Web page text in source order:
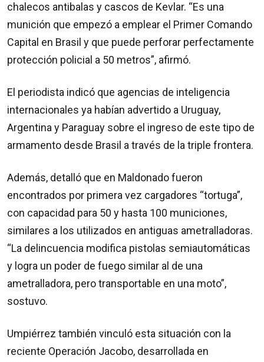
chalecos antibalas y cascos de Kevlar. “Es una
munición que empezó a emplear el Primer Comando
Capital en Brasil y que puede perforar perfectamente
protección policial a 50 metros”, afirmó.
El periodista indicó que agencias de inteligencia
internacionales ya habían advertido a Uruguay,
Argentina y Paraguay sobre el ingreso de este tipo de
armamento desde Brasil a través de la triple frontera.
Además, detalló que en Maldonado fueron
encontrados por primera vez cargadores “tortuga”,
con capacidad para 50 y hasta 100 municiones,
similares a los utilizados en antiguas ametralladoras.
“La delincuencia modifica pistolas semiautomáticas
y logra un poder de fuego similar al de una
ametralladora, pero transportable en una moto”,
sostuvo.
Umpiérrez también vinculó esta situación con la
reciente Operación Jacobo, desarrollada en